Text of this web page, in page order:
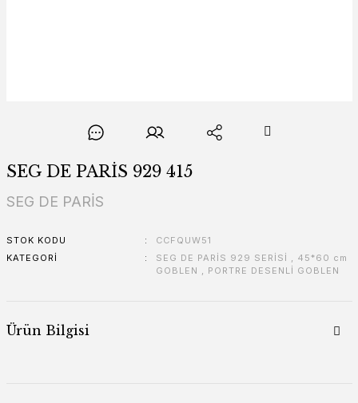
SEG DE PARİS 929 415
SEG DE PARİS
STOK KODU
CCFQUW51
KATEGORI
SEG DE PARİS 929 SERİSİ , 45*60 cm
GOBLEN , PORTRE DESENLİ GOBLEN
Ürün Bilgisi